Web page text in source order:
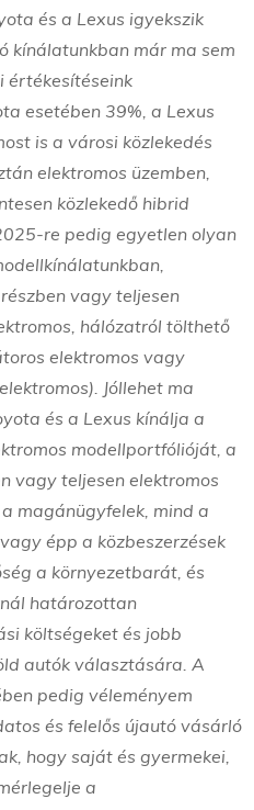
és a Lexus igyekszik
kínálatunkban már ma sem
értékesítéseink
esetében 39%, a Lexus
is a városi közlekedés
elektromos üzemben,
közlekedő hibrid
re pedig egyetlen olyan
vagy teljesen
hálózatról tölthető
elektromos vagy
Jóllehet ma
és a Lexus kínálja a
modellportfólióját, a
vagy teljesen elektromos
magánügyfelek, mind a
épp a közbeszerzések
a környezetbarát, és
határozottan
költségeket és jobb
autók választására. A
pedig véleményem
és felelős újautó vásárló
hogy saját és gyermekei,
a